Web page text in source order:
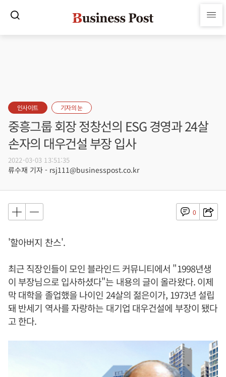
인사이트 기자의 눈
중흥그룹 회장 정창선의 ESG 경영과 24살
손자의 대우건설 부장 입사
2022-03-03 13:51:35
류수재 기자 - rsj111@businesspost.co.kr
0
'할아버지 찬스'.
최근 직장인들이 모인 블라인드 커뮤니티에서 "1998년생
이 부장님으로 입사하셨다"는 내용의 글이 올라왔다. 이제
막 대학을 졸업했을 나이인 24살의 젊은이가, 1973년 설립
돼 반세기 역사를 자랑하는 대기업 대우건설에 부장이 됐다
고 한다.